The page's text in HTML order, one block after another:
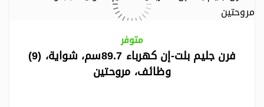
متوفر
فرن جليم بلت-إن كهرباء 89.7سم، شواية، (9)
وظائف، مروحتين